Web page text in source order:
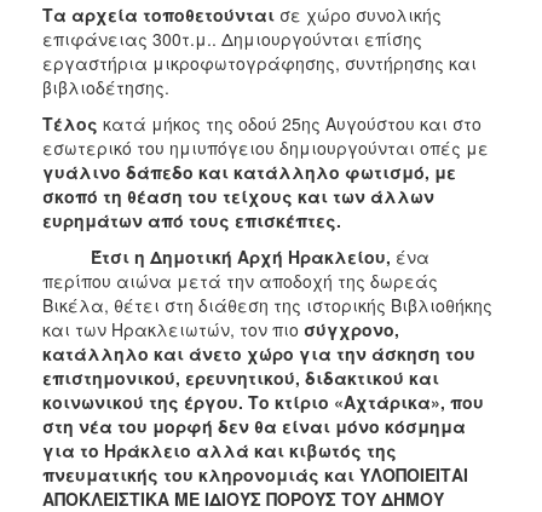
Τα αρχεία τοποθετούνται σε χώρο συνολικής
επιφάνειας 300τ.μ.. Δημιουργούνται επίσης
εργαστήρια μικροφωτογράφησης, συντήρησης και
βιβλιοδέτησης.
Τέλος κατά μήκος της οδού 25ης Αυγούστου και στο
εσωτερικό του ημιυπόγειου δημιουργούνται οπές με
γυάλινο δάπεδο και κατάλληλο φωτισμό, με
σκοπό τη θέαση του τείχους και των άλλων
ευρημάτων από τους επισκέπτες.
Έτσι η Δημοτική Αρχή Ηρακλείου, ένα
περίπου αιώνα μετά την αποδοχή της δωρεάς
Βικέλα, θέτει στη διάθεση της ιστορικής Βιβλιοθήκης
και των Ηρακλειωτών, τον πιο σύγχρονο,
κατάλληλο και άνετο χώρο για την άσκηση του
επιστημονικού, ερευνητικού, διδακτικού και
κοινωνικού της έργου. Το κτίριο «Αχτάρικα», που
στη νέα του μορφή δεν θα είναι μόνο κόσμημα
για το Ηράκλειο αλλά και κιβωτός της
πνευματικής του κληρονομιάς και ΥΛΟΠΟΙΕΙΤΑΙ
ΑΠΟΚΛΕΙΣΤΙΚΑ ΜΕ ΙΔΙΟΥΣ ΠΟΡΟΥΣ ΤΟΥ ΔΗΜΟΥ